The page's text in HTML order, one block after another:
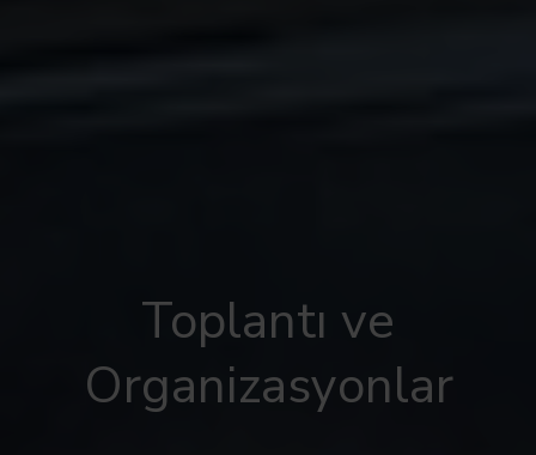
Toplantı ve
Organizasyonlar